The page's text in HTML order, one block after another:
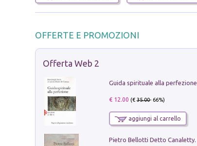
OFFERTE E PROMOZIONI
Offerta Web 2
Guida spirituale alla perfezione
€ 12.00 (€35.00- 66%)
aggiungi al carrello